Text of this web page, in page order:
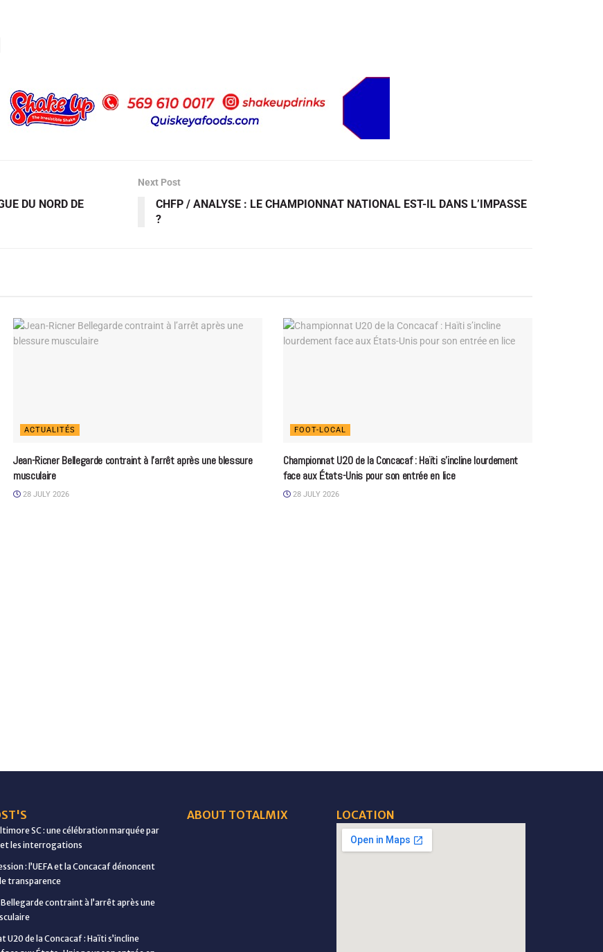
DU NORD DE
Next Post
CHFP / ANALYSE : LE CHAMPIONNAT NATIONAL EST-IL DANS L’IMPASSE
?
ACTUALITÉS
Jean-Ricner Bellegarde contraint à l’arrêt après une blessure
musculaire
28 JULY 2026
FOOT-LOCAL
Championnat U20 de la Concacaf : Haïti s’incline lourdement
face aux États-Unis pour son entrée en lice
28 JULY 2026
SC : une célébration marquée par
et les interrogations
: l’UEFA et la Concacaf dénoncent
transparence
contraint à l’arrêt après une
U20 de la Concacaf : Haïti s’incline
ABOUT TOTALMIX LOCATION